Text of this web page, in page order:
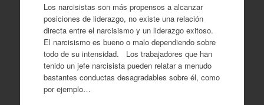
Los narcisistas son más propensos a alcanzar
posiciones de liderazgo, no existe una relación
directa entre el narcisismo y un liderazgo exitoso.
El narcisismo es bueno o malo dependiendo sobre
todo de su intensidad. Los trabajadores que han
tenido un jefe narcisista pueden relatar a menudo
bastantes conductas desagradables sobre él, como
por ejemplo…